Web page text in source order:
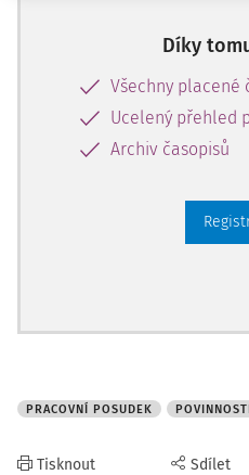
Díky
Všechny placené
Ucelený přehled
Archiv časopisů
PRACOVNÍ POSUDEK
Tisknout Sdílet